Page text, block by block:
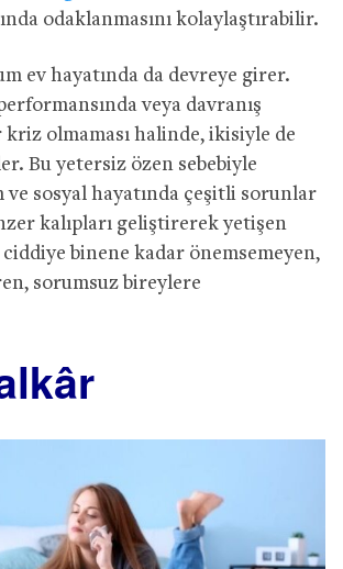
odaklanmasını kolaylaştırabilir.
ev hayatında da devreye girer.
veya davranış
kriz olmaması halinde, ikisiyle de
Bu yetersiz özen sebebiyle
ve sosyal hayatında çeşitli sorunlar
kalıpları geliştirerek yetişen
binene kadar önemsemeyen,
sorumsuz bireylere